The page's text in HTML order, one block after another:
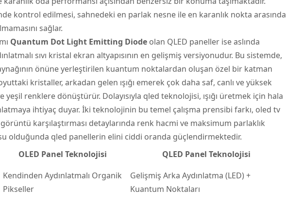
kontrol edilmesi, sahnedeki en parlak nesne ile en karanlık nokta arasında
sağlar.
Quantum Dot Light Emitting Diode olan QLED paneller ise aslında
sıvı kristal ekran altyapısının en gelişmiş versiyonudur. Bu sistemde,
önüne yerleştirilen kuantum noktalardan oluşan özel bir katman
kristaller, arkadan gelen ışığı emerek çok daha saf, canlı ve yüksek
yeşil renklere dönüştürür. Dolayısıyla qled teknolojisi, ışığı üretmek için hala
ihtiyaç duyar. İki teknolojinin bu temel çalışma prensibi farkı, oled tv
karşılaştırması detaylarında renk hacmi ve maksimum parlaklık
olduğunda qled panellerin elini ciddi oranda güçlendirmektedir.
OLED Panel Teknolojisi QLED Panel Teknolojisi
Kendinden Aydınlatmalı Organik
Pikseller
Gelişmiş Arka Aydınlatma (LED) +
Kuantum Noktaları